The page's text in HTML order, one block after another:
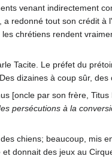
venant indirectement
redonné tout son crédit à
chrétiens rendent
Tacite. Le préfet du
dizaines à coup sûr, des
[oncle par son frère,
persécutions à la
chiens; beaucoup, mis
donnait des jeux au